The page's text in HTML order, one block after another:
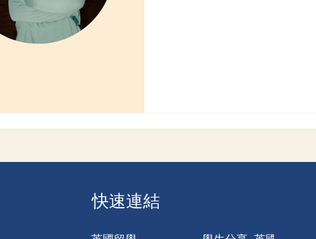
快速連結